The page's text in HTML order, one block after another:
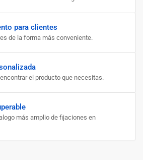
para clientes
de la forma más conveniente.
el producto que necesitas.
más amplio de fijaciones en